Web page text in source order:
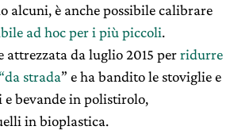
alcuni, è anche possibile calibrare
ad hoc per i più piccoli.
attrezzata da luglio 2015 perridurre
strada” e ha bandito le stoviglie e
bevande in polistirolo,
in bioplastica.